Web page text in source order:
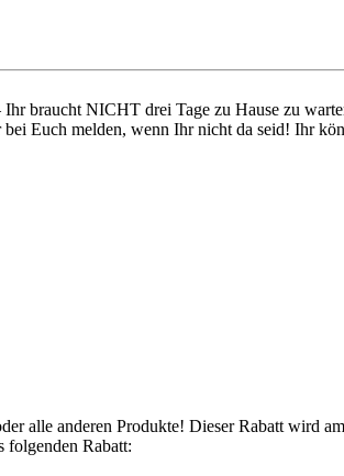
braucht NICHT drei Tage zu Hause zu
Euch melden, wenn Ihr nicht da seid! Ihr
alle anderen Produkte! Dieser Rabatt wird
Rabatt: